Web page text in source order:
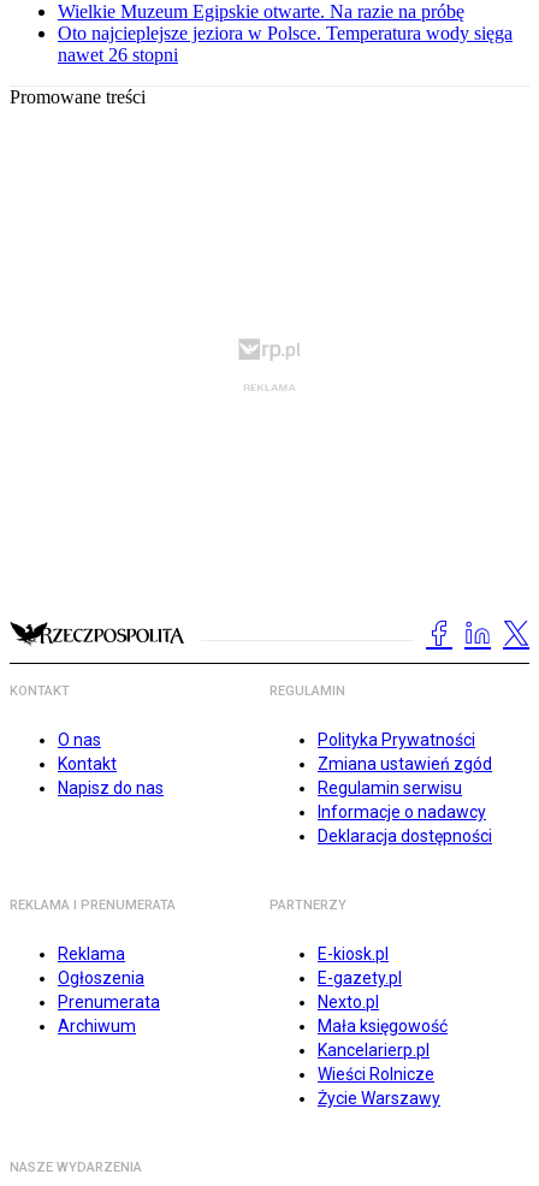
Wielkie Muzeum Egipskie otwarte. Na razie na próbę
Oto najcieplejsze jeziora w Polsce. Temperatura wody sięga
nawet 26 stopni
Promowane treści
KONTAKT
O nas
Kontakt
Napisz do nas
REGULAMIN
Polityka Prywatności
Zmiana ustawień zgód
Regulamin serwisu
Informacje o nadawcy
Deklaracja dostępności
REKLAMA I PRENUMERATA
Reklama
Ogłoszenia
Prenumerata
Archiwum
PARTNERZY
E-kiosk.pl
E-gazety.pl
Nexto.pl
Mała księgowość
Kancelarierp.pl
Wieści Rolnicze
Życie Warszawy
NASZE WYDARZENIA